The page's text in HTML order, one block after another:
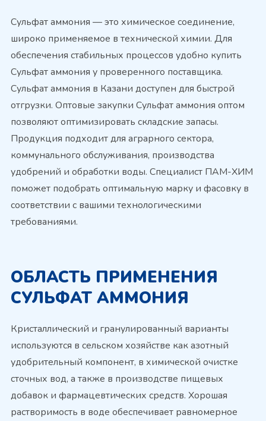
Сульфат аммония — это химическое соединение,
широко применяемое в технической химии. Для
обеспечения стабильных процессов удобно купить
Сульфат аммония у проверенного поставщика.
Сульфат аммония в Казани доступен для быстрой
отгрузки. Оптовые закупки Сульфат аммония оптом
позволяют оптимизировать складские запасы.
Продукция подходит для аграрного сектора,
коммунального обслуживания, производства
удобрений и обработки воды. Специалист ПАМ-ХИМ
поможет подобрать оптимальную марку и фасовку в
соответствии с вашими технологическими
требованиями.
ОБЛАСТЬ ПРИМЕНЕНИЯ
СУЛЬФАТ АММОНИЯ
Кристаллический и гранулированный варианты
используются в сельском хозяйстве как азотный
удобрительный компонент, в химической очистке
сточных вод, а также в производстве пищевых
добавок и фармацевтических средств. Хорошая
растворимость в воде обеспечивает равномерное